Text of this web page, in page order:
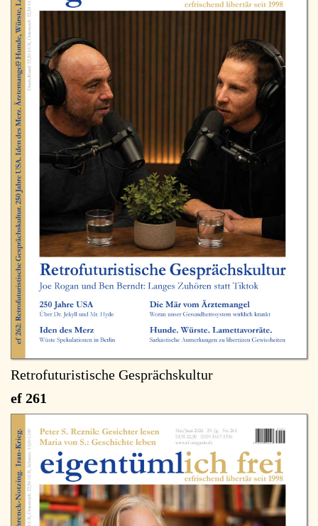
Retrofuturistische Gesprächskultur
ef 261